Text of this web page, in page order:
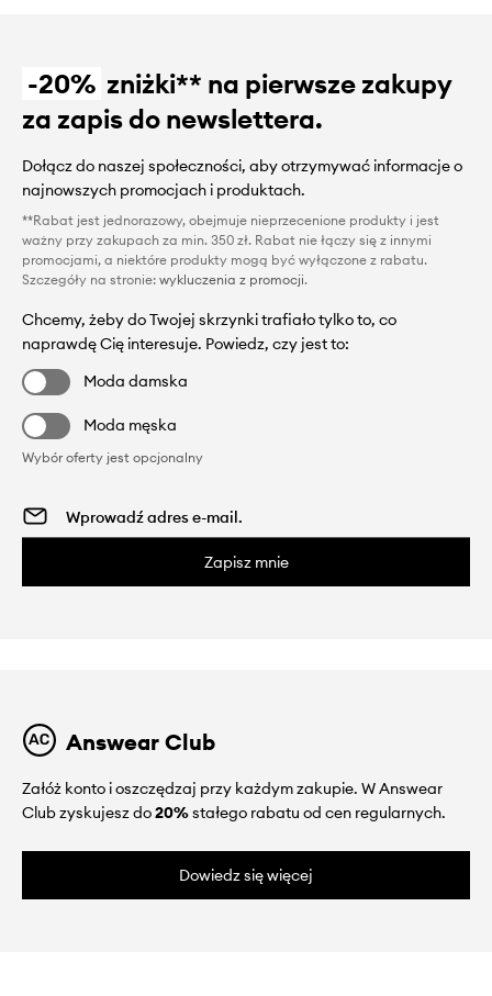
-20% zniżki** na pierwsze zakupy
za zapis do newslettera.
Dołącz do naszej społeczności, aby otrzymywać informacje o
najnowszych promocjach i produktach.
**Rabat jest jednorazowy, obejmuje nieprzecenione produkty i jest
ważny przy zakupach za min. 350 zł. Rabat nie łączy się z innymi
promocjami, a niektóre produkty mogą być wyłączone z rabatu.
Szczegóły na stronie: wykluczenia z promocji.
Chcemy, żeby do Twojej skrzynki trafiało tylko to, co
naprawdę Cię interesuje. Powiedz, czy jest to:
Moda damska
Moda męska
Wybór oferty jest opcjonalny
Zapisz mnie
Answear Club
Załóż konto i oszczędzaj przy każdym zakupie. W Answear
Club zyskujesz do20%stałego rabatu od cen regularnych.
Dowiedz się więcej